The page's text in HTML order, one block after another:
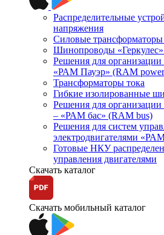
Распределительные
напряжения
Силовые трансформаторы
Шинопроводы
Решения для организации
«РАМ Пауэр» (RAM
Трансформаторы тока
Гибкие изолированные
Решения для
– «РАМ бас» (RAM bus)
Решения для систем
электродвигателями
Готовые НКУ
управления двигателями
Скачать каталог
Скачать мобильный каталог